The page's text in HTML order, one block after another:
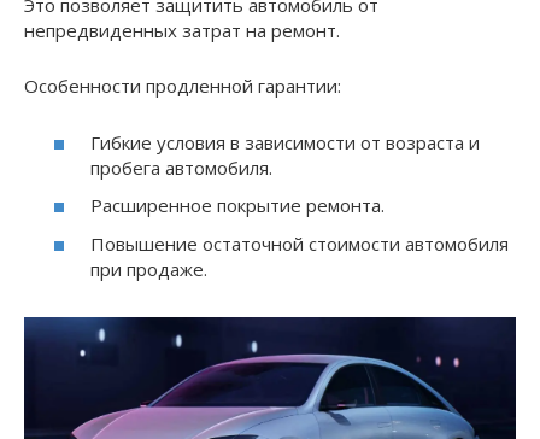
Это позволяет защитить автомобиль от
непредвиденных затрат на ремонт.
Особенности продленной гарантии:
Гибкие условия в зависимости от возраста и
пробега автомобиля.
Расширенное покрытие ремонта.
Повышение остаточной стоимости автомобиля
при продаже.